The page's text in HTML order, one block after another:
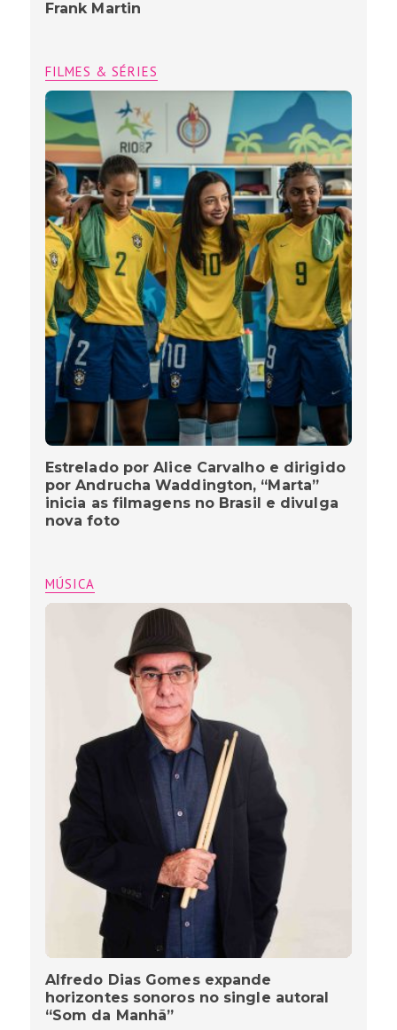
Frank Martin
FILMES & SÉRIES
Estrelado por Alice Carvalho e dirigido
por Andrucha Waddington, “Marta”
inicia as filmagens no Brasil e divulga
nova foto
MÚSICA
Alfredo Dias Gomes expande
horizontes sonoros no single autoral
“Som da Manhã”